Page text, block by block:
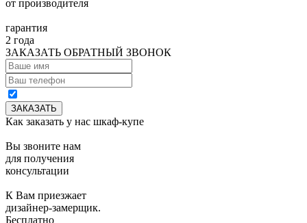
от производителя
гарантия
2 года
ЗАКАЗАТЬ ОБРАТНЫЙ ЗВОНОК
Как заказать у нас шкаф-купе
Вы звоните нам
для получения
консультации
К Вам приезжает
дизайнер-замерщик.
Бесплатно